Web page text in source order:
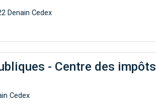
Denain Cedex
- Centre des impôts
Cedex